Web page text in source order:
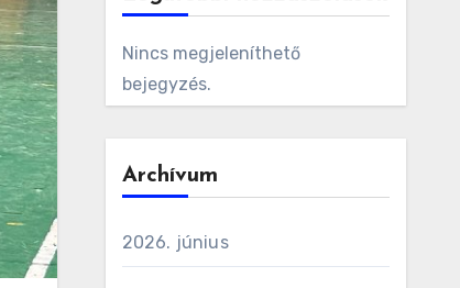
Nincs megjeleníthető
bejegyzés.
Archívum
2026. június